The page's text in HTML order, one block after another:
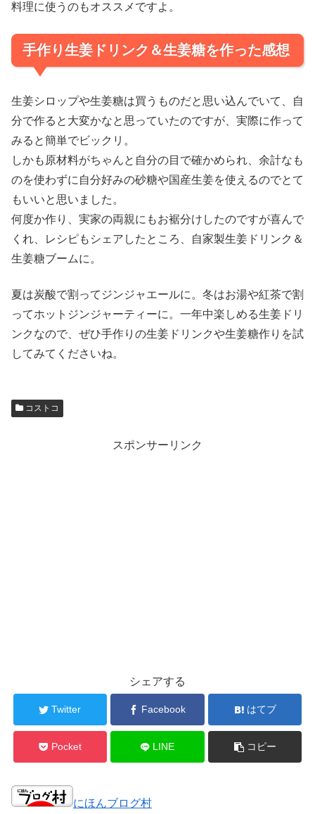
料理に使うのもオススメですよ。
手作り生姜ドリンク＆生姜糖を作った感想
生姜シロップや生姜糖は買うものだと思い込んでいて、自
分で作ると大変かなと思っていたのですが、実際に作って
みると簡単でビックリ。
しかも原材料がちゃんと自分の目で確かめられ、余計なも
のを使わずに自分好みの砂糖や国産生姜を使えるのでとて
もいいと思いました。
何度か作り、実家の両親にもお裾分けしたのですが喜んで
くれ、レシピもシェアしたところ、自家製生姜ドリンク＆
生姜糖ブームに。
夏は炭酸で割ってジンジャエールに。冬はお湯や紅茶で割
ってホットジンジャーティーに。一年中楽しめる生姜ドリ
ンクなので、ぜひ手作りの生姜ドリンクや生姜糖作りを試
してみてくださいね。
コストコ
スポンサーリンク
シェアする
Twitter Facebook はてブ
Pocket LINE コピー
にほんブログ村